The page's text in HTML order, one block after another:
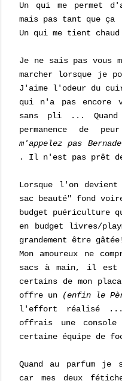
Un qui me permet
mais pas tant que ça
Un qui me tient chaud
Je ne sais pas
marcher lorsque je
J'aime l'odeur du
qui n'a pas
sans pli ...
permanence de
m'appelez pas
. Il n'est pas prêt
Lorsque l'on devient
sac beauté" fond
budget puériculture
en budget livres/
grandement être gâtée!
Mon amoureux ne
sacs à main, il est
certains de mon
offre un
(enfin le
l'effort réalisé
offrais une
certaine équipe de
Quand au parfum je
car mes deux